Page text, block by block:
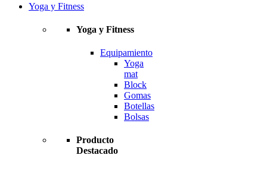
Yoga y Fitness
Yoga y Fitness
Equipamiento
Yoga
mat
Block
Gomas
Botellas
Bolsas
Producto
Destacado